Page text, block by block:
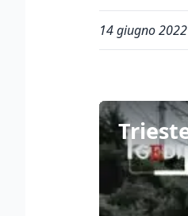
14 giugno 2022